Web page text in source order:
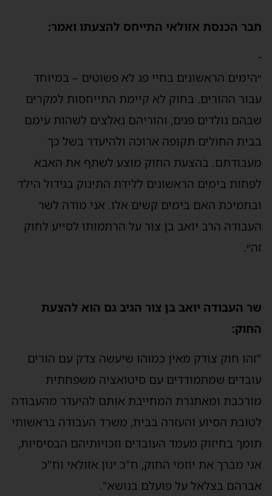
חבר הכנסת אזולאי התייחס להצעתו ואמר:
-
״הימים הראשונים בחיי פג לא פשוטים – במיוחד
עבור ההורים. בחוק לא קיימת התייחסות למקרים
שבהם נולדים פגים, והוריהם נאלצים לשהות עימם
בבית החולים תקופה ארוכה ולהיעדר בשל כך
מעבודתם. בהצעת החוק מוצע לשתף את האבא
לפחות בימים הראשונים ללידת התינוק בגידול הילד
ובתמיכת האם בימים קשים אלו. אני מודה לשר
העבודה הרב יואב בן צור על הרתמותו לסייע לחוק
זה״.
שר העבודה יואב בן צור הגיב גם הוא להצעת
החוק:
"זהו חוק צודק מאין כמוהו שיעשה צדק עם הורים
עובדים שמתמודדים עם סיטואציה משפחתית
מורכבת ומאתגרת המחייבת אותם להיעדר מהעבודה
לטובת הסיוע והעזרה בבית, משרד העבודה בראשותי
תומך בחיזוק מעמד העובדים וזכויותיהם הבסיסיות,
אני מברך את יוזמי החוק, ח"כ ינון אזולאי וח"כ
אברהם בצלאל על פועלם בנושא".